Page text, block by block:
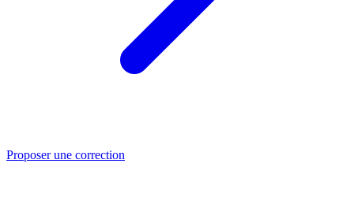
Proposer une correction